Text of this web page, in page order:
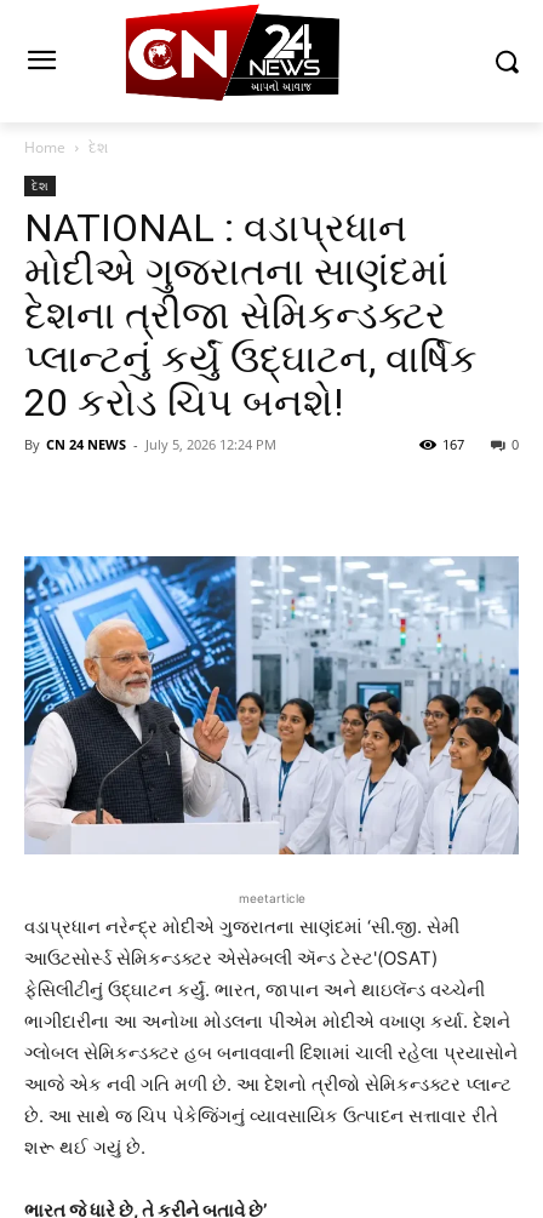
Home દેશ
દેશ
NATIONAL : વડાપ્રધાન
મોદીએ ગુજરાતના સાણંદમાં
દેશના ત્રીજા સેમિકન્ડક્ટર
પ્લાન્ટનું કર્યું ઉદ્ઘાટન, વાર્ષિક
20 કરોડ ચિપ બનશે!
By CN 24 NEWS - July 5, 2026 12:24 PM 0
167
meetarticle
વડાપ્રધાન નરેન્દ્ર મોદીએ ગુજરાતના સાણંદમાં ‘સી.જી. સેમી
આઉટસોર્સ્ડ સેમિકન્ડક્ટર એસેમ્બલી ઍન્ડ ટેસ્ટ'(OSAT)
ફેસિલીટીનું ઉદ્ઘાટન કર્યું. ભારત, જાપાન અને થાઇલૅન્ડ વચ્ચેની
ભાગીદારીના આ અનોખા મોડલના પીએમ મોદીએ વખાણ કર્યા. દેશને
ગ્લોબલ સેમિકન્ડક્ટર હબ બનાવવાની દિશામાં ચાલી રહેલા પ્રયાસોને
આજે એક નવી ગતિ મળી છે. આ દેશનો ત્રીજો સેમિકન્ડક્ટર પ્લાન્ટ
છે. આ સાથે જ ચિપ પેકેજિંગનું વ્યાવસાયિક ઉત્પાદન સત્તાવાર રીતે
શરૂ થઈ ગયું છે.
ભારત જે ધારે છે, તે કરીને બતાવે છે’